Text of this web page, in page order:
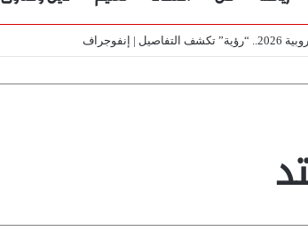
غش البن في الأسواق المصرية | فيديو لـ”أزهري”